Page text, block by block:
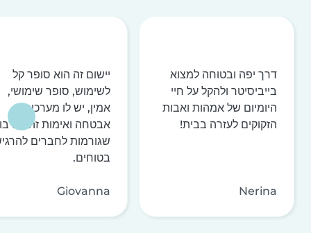
דרך יפה ובטוחה למצוא
בייביסיטר ולהקל על חיי
היומיום של אמהות ואבות
הזקוקים לעזרה בבית!
Nerina
יישום זה הוא סופר קל
לשימוש, סופר שימושי,
אמין, יש לו מערכות
אבטחה ואימות זהות
שגורמות לחברים
בטוחים.
Giovanna